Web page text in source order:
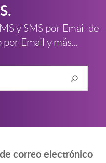
y SMS por Email de
por Email y más...
correo electrónico